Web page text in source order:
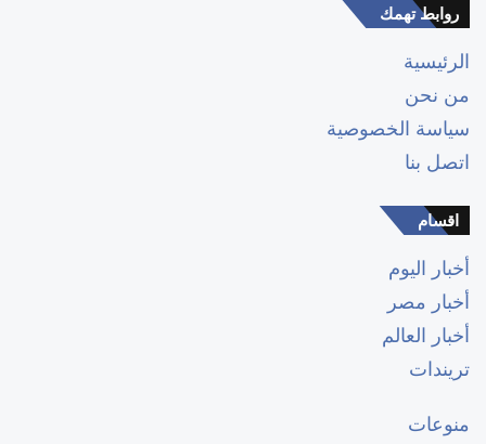
روابط تهمك
الرئيسية
من نحن
سياسة الخصوصية
اتصل بنا
اقسام
أخبار اليوم
أخبار مصر
أخبار العالم
تريندات
منوعات